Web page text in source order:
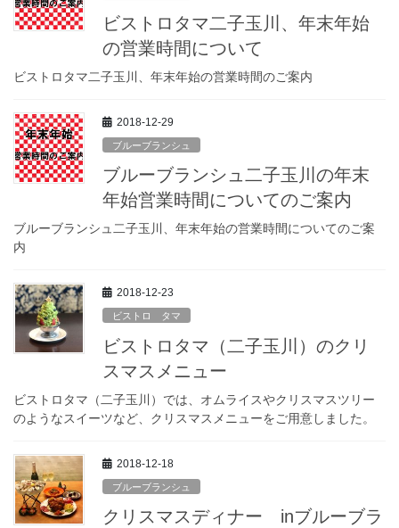
ビストロタマ二子玉川、年末年始
の営業時間について
ビストロタマ二子玉川、年末年始の営業時間のご案内
2018-12-29
ブルーブランシュ
ブルーブランシュ二子玉川の年末
年始営業時間についてのご案内
ブルーブランシュ二子玉川、年末年始の営業時間についてのご案
内
2018-12-23
ビストロ タマ
ビストロタマ（二子玉川）のクリ
スマスメニュー
ビストロタマ（二子玉川）では、オムライスやクリスマスツリー
のようなスイーツなど、クリスマスメニューをご用意しました。
2018-12-18
ブルーブランシュ
クリスマスディナー inブルーブラ